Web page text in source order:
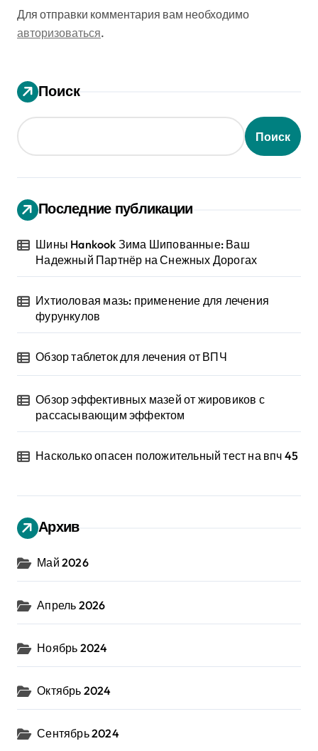
Для отправки комментария вам необходимо
авторизоваться.
Поиск
Поиск
Последние публикации
Шины Hankook Зима Шипованные: Ваш
Надежный Партнёр на Снежных Дорогах
Ихтиоловая мазь: применение для лечения
фурункулов
Обзор таблеток для лечения от ВПЧ
Обзор эффективных мазей от жировиков с
рассасывающим эффектом
Насколько опасен положительный тест на впч 45
Архив
Май 2026
Апрель 2026
Ноябрь 2024
Октябрь 2024
Сентябрь 2024